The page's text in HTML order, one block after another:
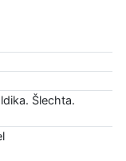
Šlechta.